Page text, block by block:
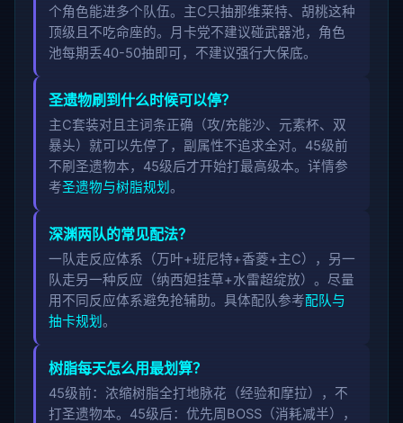
个角色能进多个队伍。主C只抽那维莱特、胡桃这种
顶级且不吃命座的。月卡党不建议碰武器池，角色
池每期丢40-50抽即可，不建议强行大保底。
圣遗物刷到什么时候可以停？
主C套装对且主词条正确（攻/充能沙、元素杯、双
暴头）就可以先停了，副属性不追求全对。45级前
不刷圣遗物本，45级后才开始打最高级本。详情参
考圣遗物与树脂规划 。
深渊两队的常见配法？
一队走反应体系（万叶+班尼特+香菱+主C），另一
队走另一种反应（纳西妲挂草+水雷超绽放）。尽量
用不同反应体系避免抢辅助。具体配队参考配队与
抽卡规划 。
树脂每天怎么用最划算？
45级前：浓缩树脂全打地脉花（经验和摩拉），不
打圣遗物本。45级后：优先周BOSS（消耗减半），